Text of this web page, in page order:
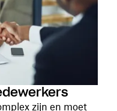
zijn en moet